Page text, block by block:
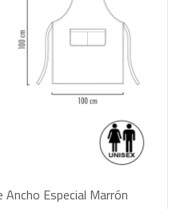
Especial Marrón